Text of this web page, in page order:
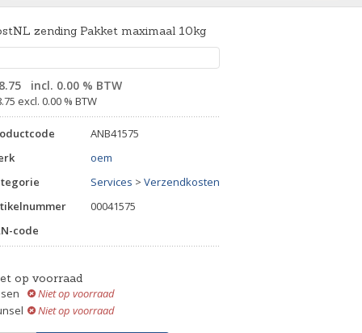
zending Pakket maximaal 10kg
incl. 0.00 % BTW
excl. 0.00 % BTW
ANB41575
oem
Services > Verzendkosten
00041575
code
op voorraad
Niet op voorraad
Niet op voorraad